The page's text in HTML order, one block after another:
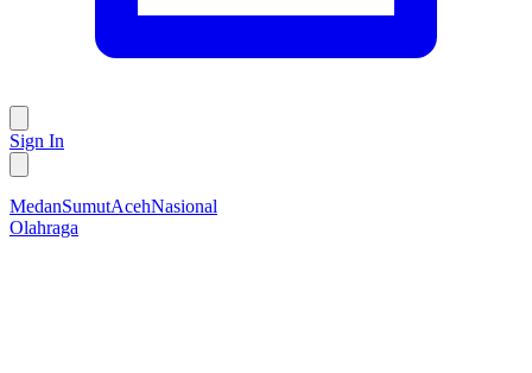
Sign In
MedanSumutAcehNasional
Olahraga